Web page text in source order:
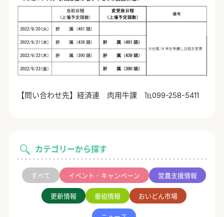
カテゴリーから探す
すべて イベント・キャンペーン 営農支援情報
更新情報 番組情報 おいどん市場
【問い合わせ先】経済連 肉用牛課 ℡099-258-5411